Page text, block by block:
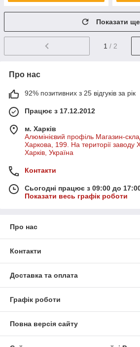
Показати ще
1 / 2
Про нас
92% позитивних з 25 відгуків за рік
Працює з 17.12.2012
м. Харків
Алюмінієвий профіль Магазин-
Харкова, 199. На території заводу
Харків, Україна
Контакти
Сьогодні працює з 09:00 до
Показати весь графік роботи
Про нас
Контакти
Доставка та оплата
Графік роботи
Повна версія сайту